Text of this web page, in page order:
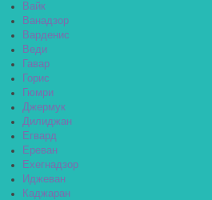
Вайк
Ванадзор
Варденис
Веди
Гавар
Горис
Гюмри
Джермук
Дилиджан
Егвард
Ереван
Ехегнадзор
Иджеван
Каджаран